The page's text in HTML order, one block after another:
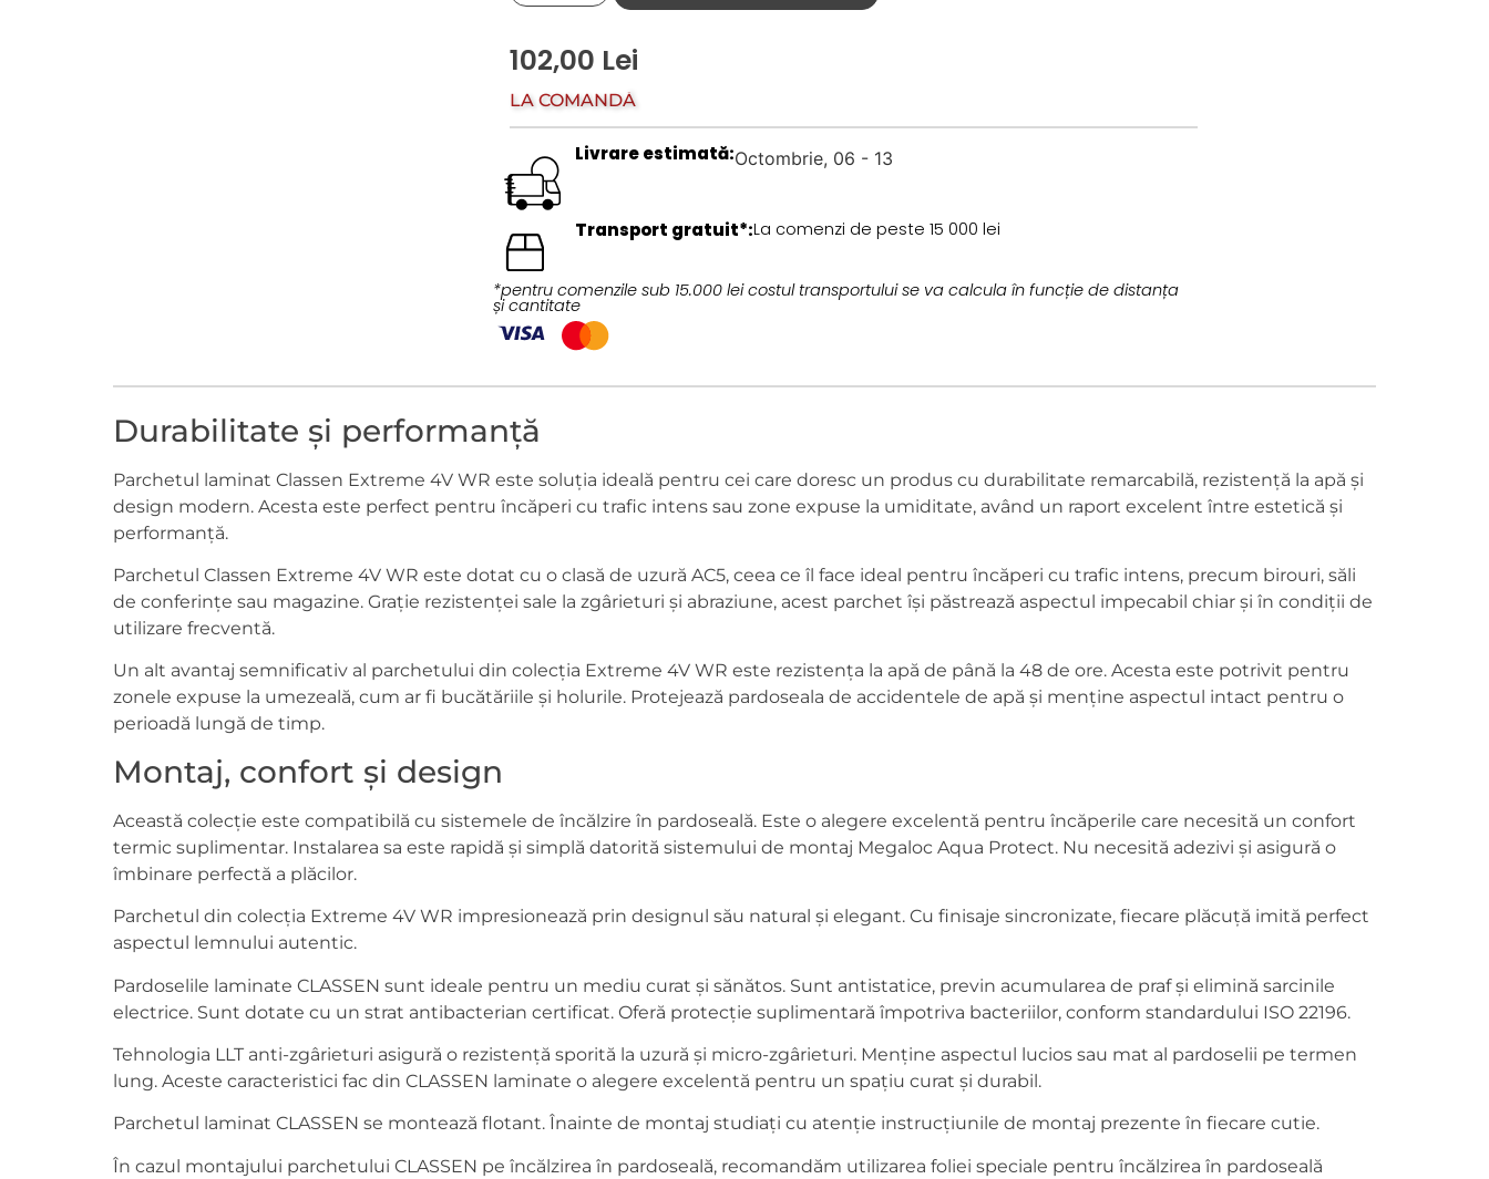
102,00 Lei
LA COMANDĂ
Livrare estimată:Octombrie, 06 - 13
Transport gratuit*:La comenzi de peste 15 000 lei
*pentru comenzile sub 15.000 lei costul transportului se va calcula în funcție de distanța
și cantitate
Durabilitate și performanță
Parchetul laminat Classen Extreme 4V WR este soluția ideală pentru cei care doresc un produs cu durabilitate remarcabilă, rezistență la apă și
design modern. Acesta este perfect pentru încăperi cu trafic intens sau zone expuse la umiditate, având un raport excelent între estetică și
performanță.
Parchetul Classen Extreme 4V WR este dotat cu o clasă de uzură AC5, ceea ce îl face ideal pentru încăperi cu trafic intens, precum birouri, săli
de conferințe sau magazine. Grație rezistenței sale la zgârieturi și abraziune, acest parchet își păstrează aspectul impecabil chiar și în condiții de
utilizare frecventă.
Un alt avantaj semnificativ al parchetului din colecția Extreme 4V WR este rezistența la apă de până la 48 de ore. Acesta este potrivit pentru
zonele expuse la umezeală, cum ar fi bucătăriile și holurile. Protejează pardoseala de accidentele de apă și menține aspectul intact pentru o
perioadă lungă de timp.
Montaj, confort și design
Această colecție este compatibilă cu sistemele de încălzire în pardoseală. Este o alegere excelentă pentru încăperile care necesită un confort
termic suplimentar. Instalarea sa este rapidă și simplă datorită sistemului de montaj Megaloc Aqua Protect. Nu necesită adezivi și asigură o
îmbinare perfectă a plăcilor.
Parchetul din colecția Extreme 4V WR impresionează prin designul său natural și elegant. Cu finisaje sincronizate, fiecare plăcuță imită perfect
aspectul lemnului autentic.
Pardoselile laminate CLASSEN sunt ideale pentru un mediu curat și sănătos. Sunt antistatice, previn acumularea de praf și elimină sarcinile
electrice. Sunt dotate cu un strat antibacterian certificat. Oferă protecție suplimentară împotriva bacteriilor, conform standardului ISO 22196.
Tehnologia LLT anti-zgârieturi asigură o rezistență sporită la uzură și micro-zgârieturi. Menține aspectul lucios sau mat al pardoselii pe termen
lung. Aceste caracteristici fac din CLASSEN laminate o alegere excelentă pentru un spațiu curat și durabil.
Parchetul laminat CLASSEN se montează flotant. Înainte de montaj studiați cu atenție instrucțiunile de montaj prezente în fiecare cutie.
În cazul montajului parchetului CLASSEN pe încălzirea în pardoseală, recomandăm utilizarea foliei speciale pentru încălzirea în pardoseală